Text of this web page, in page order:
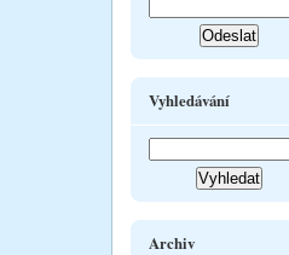
Vyhledávání
Archiv